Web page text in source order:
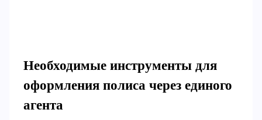
Необходимые инструменты для
оформления полиса через единого
агента